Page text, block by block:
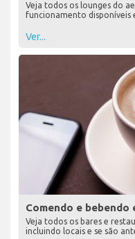
Veja todos os lounges do
funcionamento disponíveis
Ver...
Comendo e
Veja todos os bares e
incluindo locais e se são